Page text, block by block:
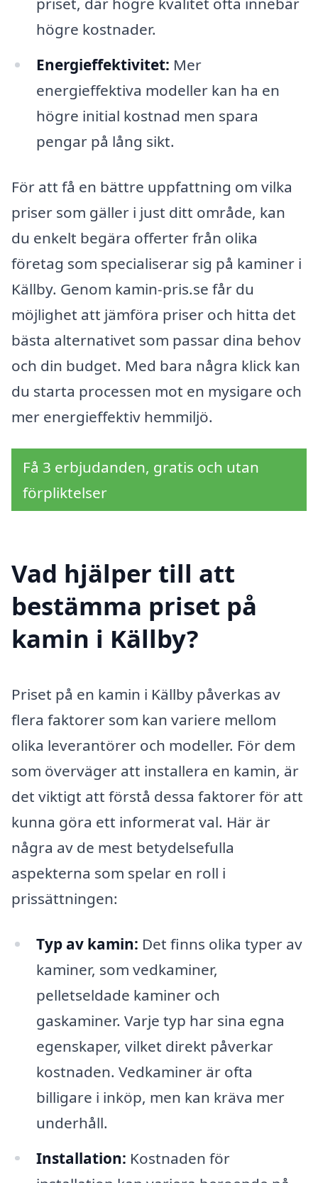
högre kostnader.
Energieffektivitet: Mer
energieffektiva modeller kan ha en
högre initial kostnad men spara
pengar på lång sikt.
För att få en bättre uppfattning om vilka
priser som gäller i just ditt område, kan
du enkelt begära offerter från olika
företag som specialiserar sig på kaminer i
Källby. Genom kamin-pris.se får du
möjlighet att jämföra priser och hitta det
bästa alternativet som passar dina behov
och din budget. Med bara några klick kan
du starta processen mot en mysigare och
mer energieffektiv hemmiljö.
Få 3 erbjudanden, gratis och utan
förpliktelser
Vad hjälper till att
bestämma priset på
kamin i Källby?
Priset på en kamin i Källby påverkas av
flera faktorer som kan variere mellom
olika leverantörer och modeller. För dem
som överväger att installera en kamin, är
det viktigt att förstå dessa faktorer för att
kunna göra ett informerat val. Här är
några av de mest betydelsefulla
aspekterna som spelar en roll i
prissättningen:
Typ av kamin: Det finns olika typer av
kaminer, som vedkaminer,
pelletseldade kaminer och
gaskaminer. Varje typ har sina egna
egenskaper, vilket direkt påverkar
kostnaden. Vedkaminer är ofta
billigare i inköp, men kan kräva mer
underhåll.
Installation: Kostnaden för